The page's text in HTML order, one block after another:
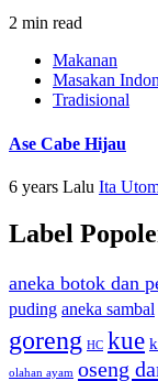
2 min read
Makanan
Masakan
Tradisional
Ase Cabe Hijau
6 years Lalu Ita
Label
aneka botok dan
puding aneka sambal
goreng HC kue
olahan ayam oseng